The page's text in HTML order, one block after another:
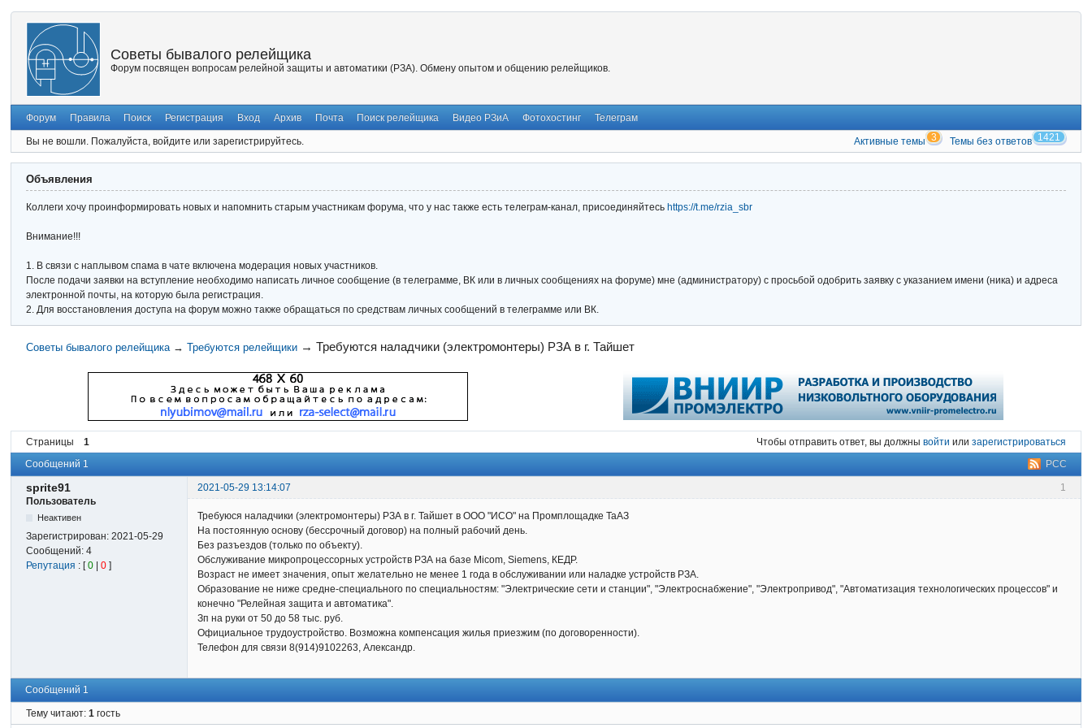
Советы бывалого релейщика
Форум посвящен вопросам релейной защиты и автоматики (РЗА). Обмену опытом и общению релейщиков.
Форум Правила Поиск Регистрация Вход Архив Почта Поиск релейщика Видео РЗиА Фотохостинг Телеграм
Вы не вошли. Пожалуйста, войдите или зарегистрируйтесь. Активные темы 3 Темы без ответов 1421
Объявления
Коллеги хочу проинформировать новых и напомнить старым участникам форума, что у нас также есть телеграм-канал, присоединяйтесь https://t.me/rzia_sbr
Внимание!!!
1. В связи с наплывом спама в чате включена модерация новых участников.
После подачи заявки на вступление необходимо написать личное сообщение (в телеграмме, ВК или в личных сообщениях на форуме) мне (администратору) с просьбой одобрить заявку с указанием имени (ника) и адреса
электронной почты, на которую была регистрация.
2. Для восстановления доступа на форум можно также обращаться по средствам личных сообщений в телеграмме или ВК.
Советы бывалого релейщика → Требуются релейщики → Требуются наладчики (электромонтеры) РЗА в г. Тайшет
Страницы 1 Чтобы отправить ответ, вы должны войти или зарегистрироваться
РСС
Сообщений 1
1
sprite91
2021-05-29 13:14:07
Пользователь
Неактивен
Зарегистрирован:2021-05-29
Сообщений:4
Репутация : [0 |0 ]
Требуюся наладчики (электромонтеры) РЗА в г. Тайшет в ООО "ИСО" на Промплощадке ТаАЗ
На постоянную основу (бессрочный договор) на полный рабочий день.
Без разъездов (только по объекту).
Обслуживание микропроцессорных устройств РЗА на базе Micom, Siemens, КЕДР.
Возраст не имеет значения, опыт желательно не менее 1 года в обслуживании или наладке устройств РЗА.
Образование не ниже средне-специального по специальностям: "Электрические сети и станции", "Электроснабжение", "Электропривод", "Автоматизация технологических процессов" и
конечно "Релейная защита и автоматика".
Зп на руки от 50 до 58 тыс. руб.
Официальное трудоустройство. Возможна компенсация жилья приезжим (по договоренности).
Телефон для связи 8(914)9102263, Александр.
Сообщений 1
Тему читают:1 гость